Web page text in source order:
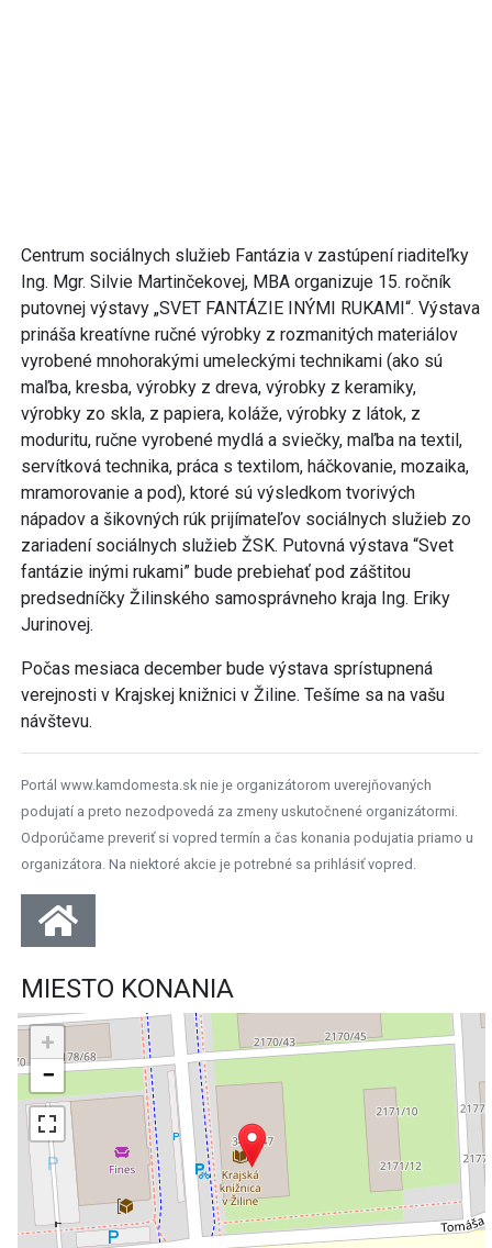
Centrum sociálnych služieb Fantázia v zastúpení riaditeľky
Ing. Mgr. Silvie Martinčekovej, MBA organizuje 15. ročník
putovnej výstavy „SVET FANTÁZIE INÝMI RUKAMI“. Výstava
prináša kreatívne ručné výrobky z rozmanitých materiálov
vyrobené mnohorakými umeleckými technikami (ako sú
maľba, kresba, výrobky z dreva, výrobky z keramiky,
výrobky zo skla, z papiera, koláže, výrobky z látok, z
moduritu, ručne vyrobené mydlá a sviečky, maľba na textil,
servítková technika, práca s textilom, háčkovanie, mozaika,
mramorovanie a pod), ktoré sú výsledkom tvorivých
nápadov a šikovných rúk prijímateľov sociálnych služieb zo
zariadení sociálnych služieb ŽSK. Putovná výstava “Svet
fantázie inými rukami” bude prebiehať pod záštitou
predsedníčky Žilinského samosprávneho kraja Ing. Eriky
Jurinovej.
Počas mesiaca december bude výstava sprístupnená
verejnosti v Krajskej knižnici v Žiline. Tešíme sa na vašu
návštevu.
Portál www.kamdomesta.sk nie je organizátorom uverejňovaných
podujatí a preto nezodpovedá za zmeny uskutočnené organizátormi.
Odporúčame preveriť si vopred termín a čas konania podujatia priamo u
organizátora. Na niektoré akcie je potrebné sa prihlásiť vopred.
MIESTO KONANIA
+
−